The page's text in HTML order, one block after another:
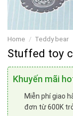
Home / Teddy bear
Stuffed toy
Khuyến mãi
Miễn phí giao
đơn từ 600K